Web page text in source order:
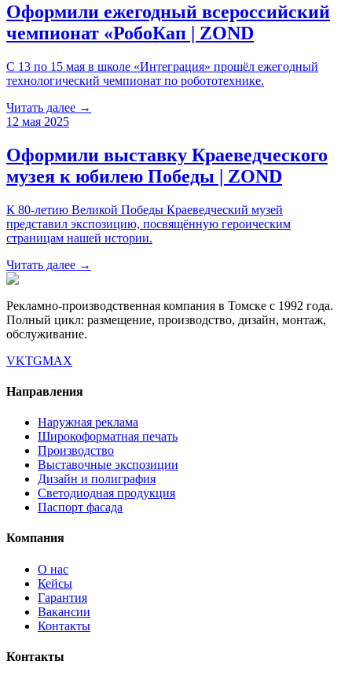
Оформили ежегодный всероссийский
чемпионат «РобоКап | ZOND
С 13 по 15 мая в школе «Интеграция» прошёл ежегодный
технологический чемпионат по робототехнике.
Читать далее →
12 мая 2025
Оформили выставку Краеведческого
музея к юбилею Победы | ZOND
К 80-летию Великой Победы Краеведческий музей
представил экспозицию, посвящённую героическим
страницам нашей истории.
Читать далее →
Рекламно-производственная компания в Томске с 1992 года.
Полный цикл: размещение, производство, дизайн, монтаж,
обслуживание.
VKTGMAX
Направления
Наружная реклама
Широкоформатная печать
Производство
Выставочные экспозиции
Дизайн и полиграфия
Светодиодная продукция
Паспорт фасада
Компания
О нас
Кейсы
Гарантия
Вакансии
Контакты
Контакты